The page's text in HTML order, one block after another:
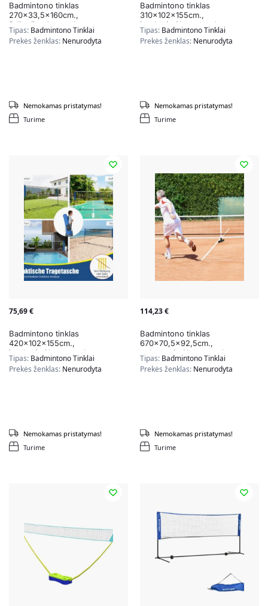
Badmintono tinklas
270×33,5x160cm.,
žalios/juodos spalvos
Tipas: Badmintono Tinklai
Prekės ženklas: Nenurodyta
Turime
Nemokamas pristatymas!
Badmintono tinklas
310x102x155cm.,
juodos/mėlynos spalvos
Tipas: Badmintono Tinklai
Prekės ženklas: Nenurodyta
Turime
Nemokamas pristatymas!
75,69€
Badmintono tinklas
420x102x155cm.,
juodos/mėlynos spalvos
Tipas: Badmintono Tinklai
Prekės ženklas: Nenurodyta
Turime
Nemokamas pristatymas!
114,23€
Badmintono tinklas
670×70,5×92,5cm.,
geltonos/mėlynos spalvos
Tipas: Badmintono Tinklai
Prekės ženklas: Nenurodyta
Turime
Nemokamas pristatymas!